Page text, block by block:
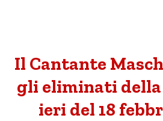
Il Cantante
gli eliminati
ieri del 18